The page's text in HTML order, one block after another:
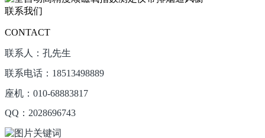
联系我们
CONTACT
联系人：孔先生
联系电话：18513498889
座机：010-68883817
QQ：2028696743